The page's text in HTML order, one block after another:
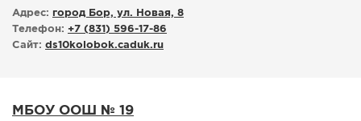
Адрес: город Бор, ул. Новая, 8
Телефон: +7 (831) 596-17-86
Сайт: ds10kolobok.caduk.ru
МБОУ ООШ № 19